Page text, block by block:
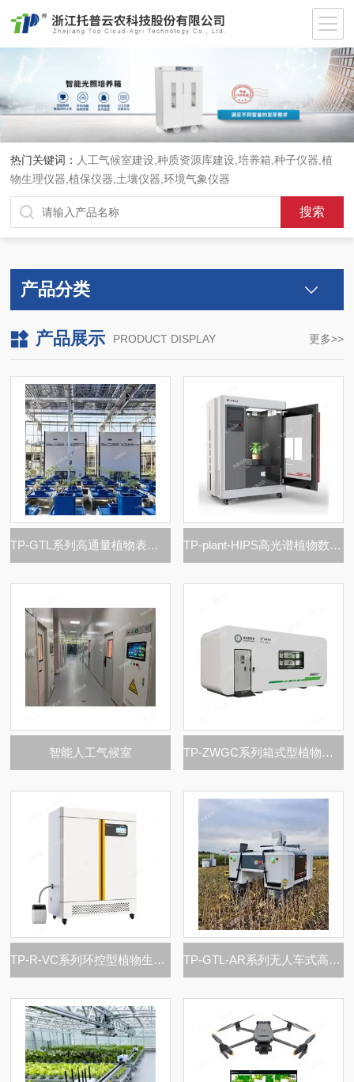
热门关键词： 人工气候室建设,种质资源库建设,培养箱,种子仪器,植
物生理仪器,植保仪器,土壤仪器,环境气象仪器
产品分类
产品展示 PRODUCT DISPLAY 更多>>
TP-GTL系列高通量植物表型采集分析平台 TP-plant-HIPS高光谱植物数字采集分析系统
智能人工气候室 TP-ZWGC系列箱式型植物工厂
TP-R-VC系列环控型植物生长表型分析系统 TP-GTL-AR系列无人车式高通量植物表型采集分析平台